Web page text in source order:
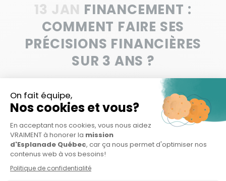
13 JAN FINANCEMENT :
COMMENT FAIRE SES
PRÉCISIONS FINANCIÈRES
SUR 3 ANS ?
CONTACT
914 rue Notre-Dame Ouest, bureau 204